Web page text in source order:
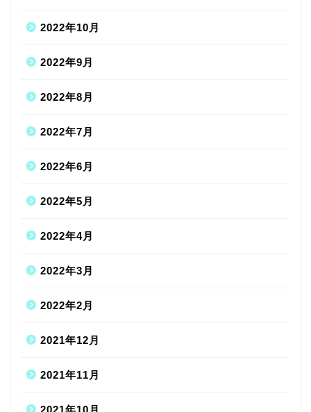
2022年10月
2022年9月
2022年8月
2022年7月
2022年6月
2022年5月
2022年4月
2022年3月
2022年2月
2021年12月
2021年11月